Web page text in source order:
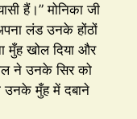
हैं।” मोनिका जी
लंड उनके होंठों
मुँह खोल दिया और
ने उनके सिर को
मुँह में दबाने